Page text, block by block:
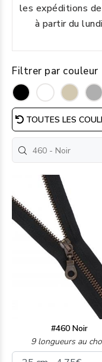
les expéditions
à partir du
Filtrer par couleur
TOUTES LES
#460 Noir
9 longueurs au